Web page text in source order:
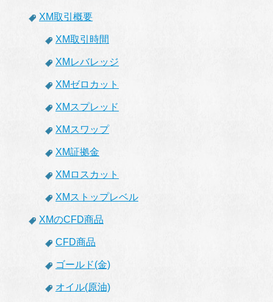
XM取引概要
XM取引時間
XMレバレッジ
XMゼロカット
XMスプレッド
XMスワップ
XM証拠金
XMロスカット
XMストップレベル
XMのCFD商品
CFD商品
ゴールド(金)
オイル(原油)